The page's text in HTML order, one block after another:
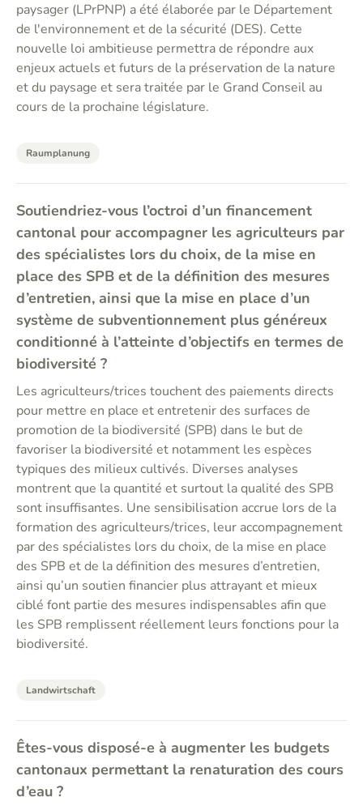
paysager (LPrPNP) a été élaborée par le Département
de l'environnement et de la sécurité (DES). Cette
nouvelle loi ambitieuse permettra de répondre aux
enjeux actuels et futurs de la préservation de la nature
et du paysage et sera traitée par le Grand Conseil au
cours de la prochaine législature.
Raumplanung
Soutiendriez-vous l’octroi d’un financement
cantonal pour accompagner les agriculteurs par
des spécialistes lors du choix, de la mise en
place des SPB et de la définition des mesures
d’entretien, ainsi que la mise en place d’un
système de subventionnement plus généreux
conditionné à l’atteinte d’objectifs en termes de
biodiversité ?
Les agriculteurs/trices touchent des paiements directs
pour mettre en place et entretenir des surfaces de
promotion de la biodiversité (SPB) dans le but de
favoriser la biodiversité et notamment les espèces
typiques des milieux cultivés. Diverses analyses
montrent que la quantité et surtout la qualité des SPB
sont insuffisantes. Une sensibilisation accrue lors de la
formation des agriculteurs/trices, leur accompagnement
par des spécialistes lors du choix, de la mise en place
des SPB et de la définition des mesures d’entretien,
ainsi qu’un soutien financier plus attrayant et mieux
ciblé font partie des mesures indispensables afin que
les SPB remplissent réellement leurs fonctions pour la
biodiversité.
Landwirtschaft
Êtes-vous disposé-e à augmenter les budgets
cantonaux permettant la renaturation des cours
d’eau ?